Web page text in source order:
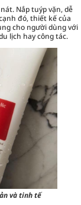
Nắp tuýp vặn, dễ
đó, thiết kế của
cho người dùng với
lịch hay công tác.
và tinh tế